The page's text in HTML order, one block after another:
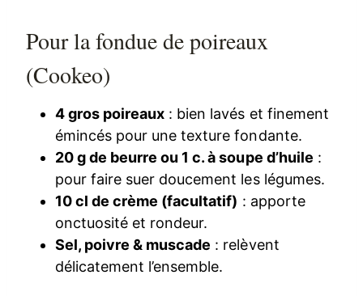
Pour la fondue de poireaux
(Cookeo)
4 gros poireaux : bien lavés et finement
émincés pour une texture fondante.
20 g de beurre ou 1 c. à soupe d’huile :
pour faire suer doucement les légumes.
10 cl de crème (facultatif) : apporte
onctuosité et rondeur.
Sel, poivre & muscade : relèvent
délicatement l’ensemble.